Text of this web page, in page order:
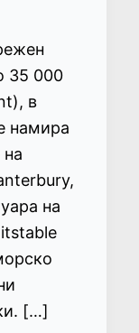
35 000
в
намира
на
[…]